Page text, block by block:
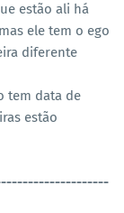
estão ali há
ele tem o ego
diferente
tem data de
estão